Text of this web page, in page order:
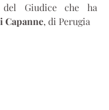
Giudice che ha
Capanne, di Perugia